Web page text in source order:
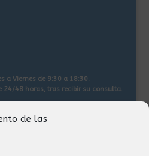
de las
a Viernes de 9:30 a 18:30.
24/48 horas, tras recibir su consulta.